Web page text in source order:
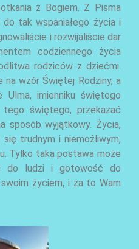
z Bogiem. Z Pisma
tak wspaniałego życia i
i rozwijaliście dar
codziennego życia
rodziców z dziećmi.
na wzór Świętej Rodziny, a
Ulma, imienniku świętego
świętego, przekazać
sposób wyjątkowy. Życia,
trudnym i niemożliwym,
Tylko taka postawa może
do ludzi i gotowość do
życiem, i za to Wam
AKTUALNOŚCI